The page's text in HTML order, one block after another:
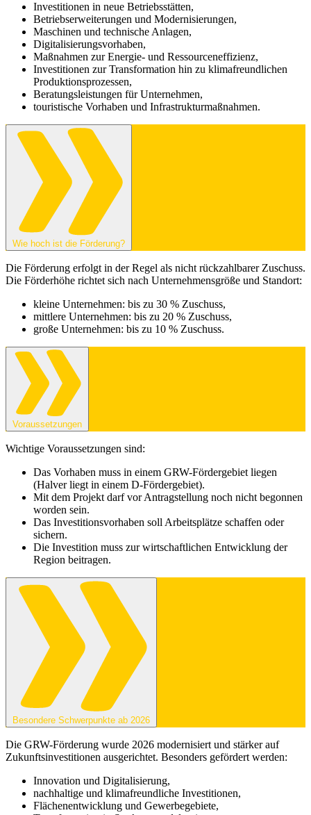
Investitionen in neue Betriebsstätten,
Betriebserweiterungen und Modernisierungen,
Maschinen und technische Anlagen,
Digitalisierungsvorhaben,
Maßnahmen zur Energie- und Ressourceneffizienz,
Investitionen zur Transformation hin zu klimafreundlichen
Produktionsprozessen,
Beratungsleistungen für Unternehmen,
touristische Vorhaben und Infrastrukturmaßnahmen.
Wie hoch ist die Förderung?
Die Förderung erfolgt in der Regel als nicht rückzahlbarer Zuschuss.
Die Förderhöhe richtet sich nach Unternehmensgröße und Standort:
kleine Unternehmen: bis zu 30 % Zuschuss,
mittlere Unternehmen: bis zu 20 % Zuschuss,
große Unternehmen: bis zu 10 % Zuschuss.
Voraussetzungen
Wichtige Voraussetzungen sind:
Das Vorhaben muss in einem GRW-Fördergebiet liegen
(Halver liegt in einem D-Fördergebiet).
Mit dem Projekt darf vor Antragstellung noch nicht begonnen
worden sein.
Das Investitionsvorhaben soll Arbeitsplätze schaffen oder
sichern.
Die Investition muss zur wirtschaftlichen Entwicklung der
Region beitragen.
Besondere Schwerpunkte ab 2026
Die GRW-Förderung wurde 2026 modernisiert und stärker auf
Zukunftsinvestitionen ausgerichtet. Besonders gefördert werden:
Innovation und Digitalisierung,
nachhaltige und klimafreundliche Investitionen,
Flächenentwicklung und Gewerbegebiete,